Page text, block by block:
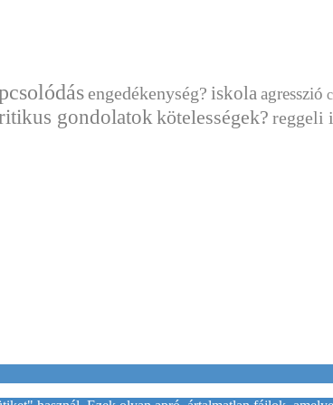
engedékenység? iskolaagresszió
gondolatokkötelességek? reggeli